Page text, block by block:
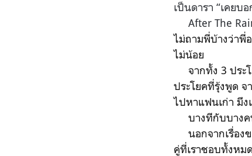
เป็นดารา “เคยบ
After The
ไม่ถามพี่บ้างว่าพี่
ไม่น้อย
จากทั้ง 3 ประโ
ประโยคที่รุ้งพูด จ
ไปหาแฟนเก่า มึง
บางทีกับบางคน
นอกจากเรื่องข
คู่ที่เราชอบทั้งหม